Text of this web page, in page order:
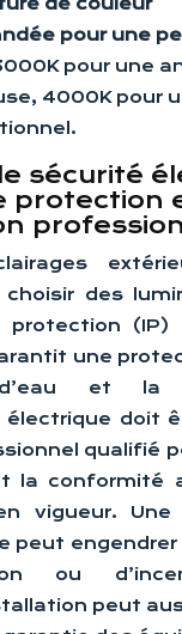
pour une
pour une
4000K pour
sécurité
protection
des
protection (IP)
une
et la
électrique doit
qualifié
la conformité
vigueur. Une
peut engendrer
ou
peut